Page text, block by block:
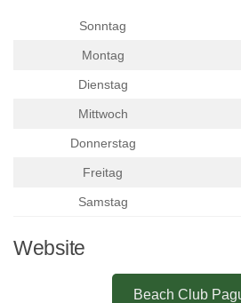
Sonntag
Montag
Dienstag
Mittwoch
Donnerstag
Freitag
Samstag
Website
Beach Club